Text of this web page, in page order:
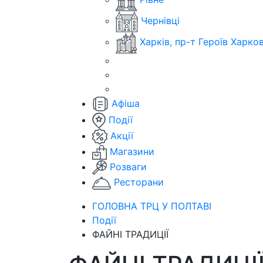
Чернівці
Харків, пр-т Героїв
Афіша
Події
Акції
Магазини
Розваги
Ресторани
ГОЛОВНА ТРЦ У ПОЛТАВІ
Події
ФАЙНІ ТРАДИЦІЇ